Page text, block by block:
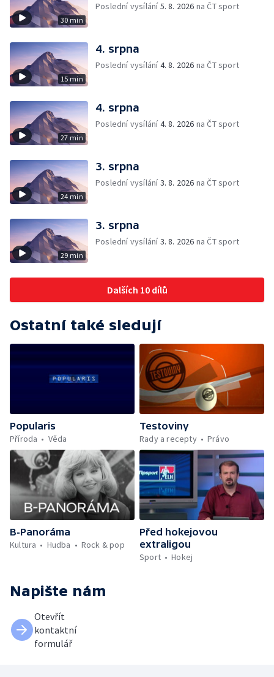
30 min
Poslední vysílání5. 8. 2026 na ČT sport
15 min
4. srpna
Poslední vysílání4. 8. 2026 na ČT sport
27 min
4. srpna
Poslední vysílání4. 8. 2026 na ČT sport
24 min
3. srpna
Poslední vysílání3. 8. 2026 na ČT sport
29 min
3. srpna
Poslední vysílání3. 8. 2026 na ČT sport
Dalších 10 dílů
Ostatní také sledují
Popularis
Příroda
Věda
Testoviny
Rady a recepty
Právo
B-Panoráma
Kultura
Hudba Rock & pop
Před hokejovou
extraligou
Sport
Hokej
Napište nám
Otevřít
kontaktní
formulář